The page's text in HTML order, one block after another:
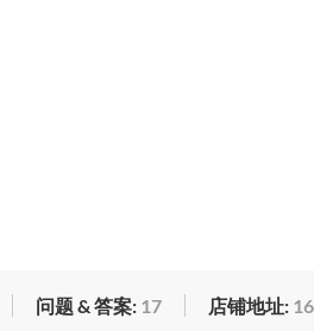
问题 & 答案: 17 店铺地址: 16